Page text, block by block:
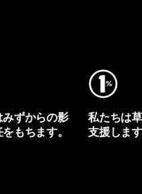
ずからの影
もちます。
私たちは
支援します